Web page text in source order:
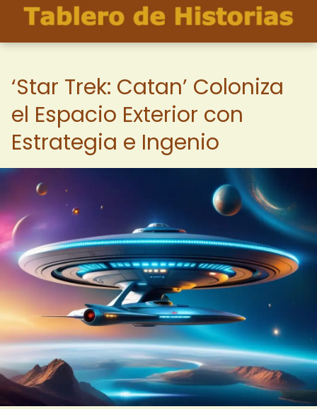
‘Star Trek: Catan’ Coloniza
el Espacio Exterior con
Estrategia e Ingenio